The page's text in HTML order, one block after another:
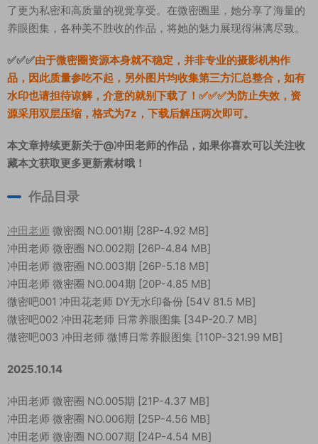
了更为私密和高质量的视觉享受。在微密圈里，她分享了海量的
养眼图集，各种美不胜收的作品，将她的魅力展现得淋漓尽致。
✅✅✅由于微密圈资源本身就不稳定，并非专业的摄影机构作
品，因此质量参吃不起，另外图片均收集第三方汇总整合，如有
水印也请担待谅解，介意的就别下载了！✅✅✅为防止失效，资
源采用双层压缩，格式为7z，下载后解压两次即可。
本文章持续更新关于@冲田老师的作品，如果你喜欢可以关注收
藏本文获取更多更新素材哦！
作品目录
冲田老师 微密圈 NO.001期 [28P-4.92 MB]
冲田老师 微密圈 NO.002期 [26P-4.84 MB]
冲田老师 微密圈 NO.003期 [26P-5.18 MB]
冲田老师 微密圈 NO.004期 [20P-4.85 MB]
微密吧001 冲田花老师 DY无水印备份 [54V 81.5 MB]
微密吧002 冲田花老师 日常养眼图集 [34P-20.7 MB]
微密吧003 冲田老师 微博日常养眼图集 [110P-321.99 MB]
2025.10.14
冲田老师 微密圈 NO.005期 [21P-4.37 MB]
冲田老师 微密圈 NO.006期 [25P-4.56 MB]
冲田老师 微密圈 NO.007期 [24P-4.54 MB]